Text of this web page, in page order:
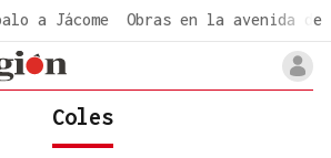
a Jácome Obras en la avenida de
Coles